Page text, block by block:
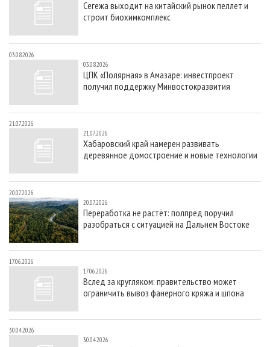
СУШКА ДРЕВЕСИНЫ
ПРОИЗВОДСТВО ДРЕВЕСНЫХ ПЛИТ
ДЕРЕВЯННОЕ ДОМОСТРОЕНИЕ
ПРОИЗВОДСТВО МЕБЕЛИ
БИОЭНЕРГЕТИКА
ЦБП
ИНСТРУМЕНТ И МАТЕРИАЛЫ
ПЕРСОНЫ
МОБИЛЬНЫЕ ВЫСТАВКИ
ПРИОРИТЕТНЫЕ ИНВЕСТПРОЕКТЫ
RUSSIAN FORESTRY REVIEW
ГАЗЕТА ЛЕСПРОМФОРУМ
БИБЛИОТЕКА СПЕЦИАЛИСТА
КОНТАКТЫ
РЕКЛАМА
Сегежа выходит на китайский рынок пеллет и
строит биохимкомплекс
03.08.2026
03.08.2026
ЦПК «Полярная» в Амазаре: инвестпроект
получил поддержку Минвостокразвития
21.07.2026
21.07.2026
Хабаровский край намерен развивать
деревянное домостроение и новые технологии
20.07.2026
20.07.2026
Переработка не растёт: полпред поручил
разобраться с ситуацией на Дальнем Востоке
17.06.2026
17.06.2026
Вслед за кругляком: правительство может
ограничить вывоз фанерного кряжа и шпона
30.04.2026
30.04.2026